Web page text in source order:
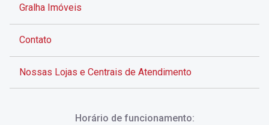
Gralha Imóveis
Contato
Nossas Lojas e Centrais de Atendimento
Horário de funcionamento: